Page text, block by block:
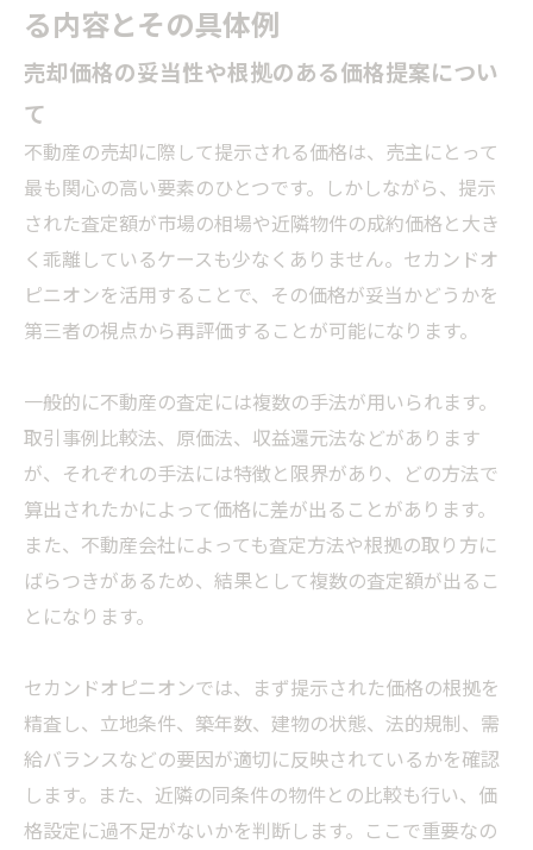
る内容とその具体例
売却価格の妥当性や根拠のある価格提案につい
て
不動産の売却に際して提示される価格は、売主にとって
最も関心の高い要素のひとつです。しかしながら、提示
された査定額が市場の相場や近隣物件の成約価格と大き
く乖離しているケースも少なくありません。セカンドオ
ピニオンを活用することで、その価格が妥当かどうかを
第三者の視点から再評価することが可能になります。
一般的に不動産の査定には複数の手法が用いられます。
取引事例比較法、原価法、収益還元法などがあります
が、それぞれの手法には特徴と限界があり、どの方法で
算出されたかによって価格に差が出ることがあります。
また、不動産会社によっても査定方法や根拠の取り方に
ばらつきがあるため、結果として複数の査定額が出るこ
とになります。
セカンドオピニオンでは、まず提示された価格の根拠を
精査し、立地条件、築年数、建物の状態、法的規制、需
給バランスなどの要因が適切に反映されているかを確認
します。また、近隣の同条件の物件との比較も行い、価
格設定に過不足がないかを判断します。ここで重要なの